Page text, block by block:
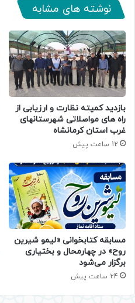
نوشته های مشابه
بازدید کمیته نظارت و ارزیابی از
راه های مواصلاتی شهرستانهای
غرب استان کرمانشاه
12 ساعت پیش
مسابقه کتابخوانی «لیمو شیرین
روح» در چهارمحال و بختیاری
برگزار می‌شود
24 ساعت پیش